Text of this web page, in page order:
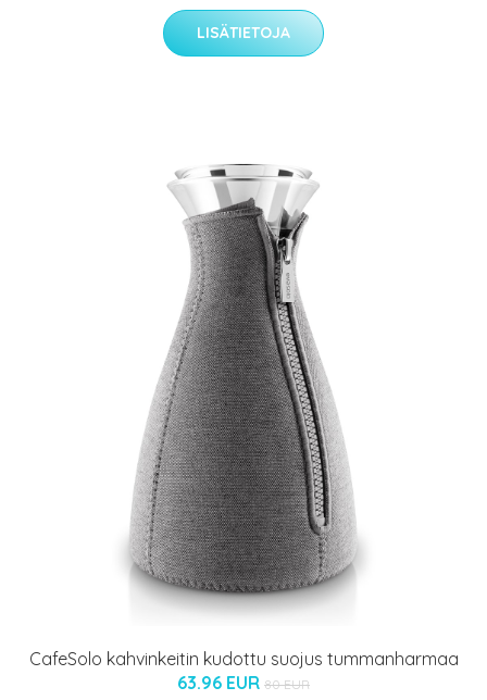
LISÄTIETOJA
CafeSolo kahvinkeitin kudottu suojus tummanharmaa
63.96 EUR 80 EUR